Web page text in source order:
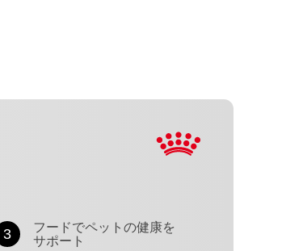
3
フードでペットの健康を
サポート